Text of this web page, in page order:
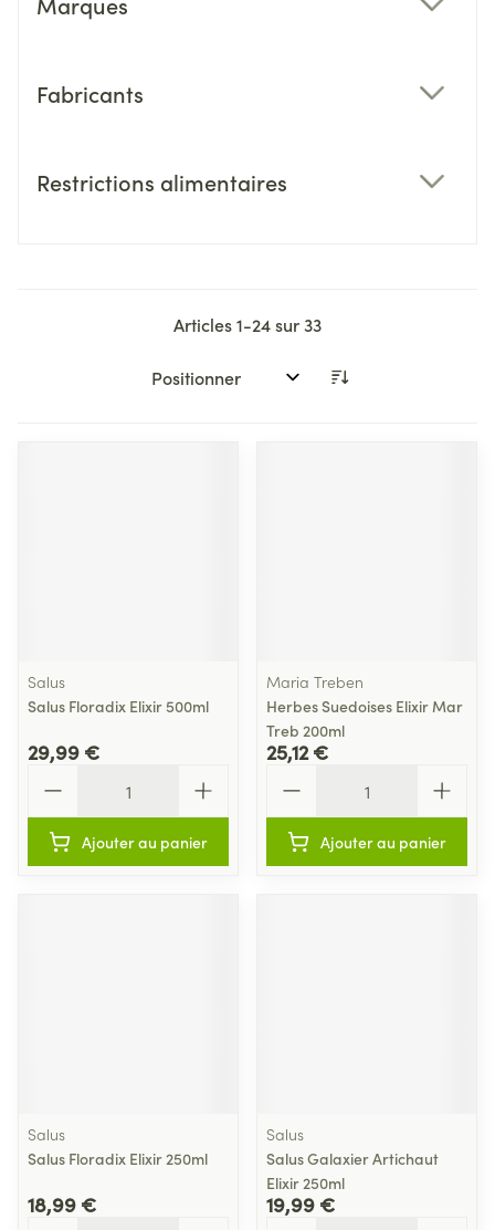
Fabricants
Restrictions alimentaires
Articles1-24sur33
Trier par:
Salus
Salus Floradix Elixir 500ml
29,99 €
Ajouter au panier
Maria Treben
Herbes Suedoises Elixir Mar
Treb 200ml
25,12 €
Ajouter au panier
Salus
Salus Floradix Elixir 250ml
18,99 €
Salus
Salus Galaxier Artichaut
Elixir 250ml
19,99 €